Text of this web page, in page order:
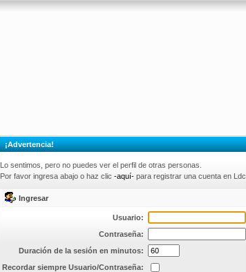
¡Advertencia!
Lo sentimos, pero no puedes ver el perfil de otras personas.
Por favor ingresa abajo o haz clic -aquí-para registrar una cuenta en Ldc.
Ingresar
Usuario:
Contraseña:
Duración de la sesión en minutos:
Recordar siempre Usuario/Contraseña: